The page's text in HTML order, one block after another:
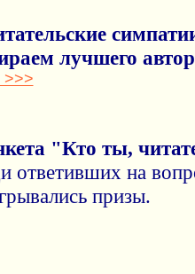
лучшего
>>>
"Кто ты,
ответивших на
призы.